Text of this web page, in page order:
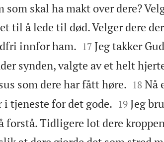
skal ha makt over dere?
til å lede til død. Velger dere
innfor ham.
17 Jeg takker
synden, valgte av et helt
som dere har fått høre.
18 Nå
i tjeneste for det gode.
19 Jeg
forstå. Tidligere lot dere